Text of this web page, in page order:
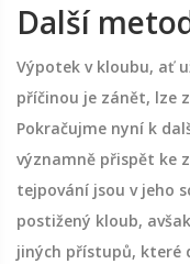
Další
Výpotek v kloubu, ať
příčinou je zánět, lze
Pokračujme nyní k
významně přispět ke
tejpování jsou v jeho
postižený kloub,
jiných přístupů, které